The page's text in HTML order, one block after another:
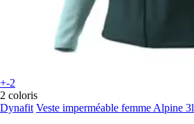
+-2
2 coloris
Dynafit Veste imperméable femme Alpine 3l